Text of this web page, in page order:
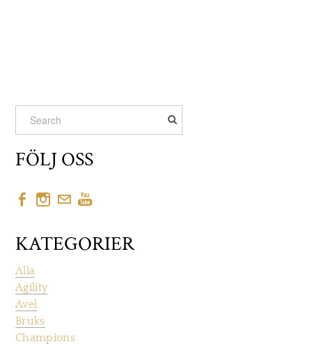
FÖLJ OSS
KATEGORIER
Alla
Agility
Avel
Bruks
Champions